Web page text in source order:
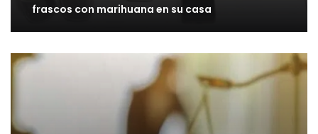
frascos con marihuana en su casa